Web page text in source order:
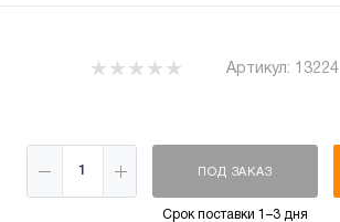
Артикул: 13224
ПОД ЗАКАЗ
Срок поставки 1–3 дня